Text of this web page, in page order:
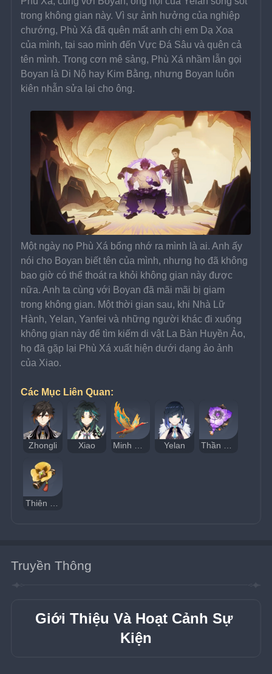
trong không gian này. Vì sự ảnh hưởng của nghiệp
chướng, Phù Xá đã quên mất anh chị em Dạ Xoa
của mình, tại sao mình đến Vực Đá Sâu và quên cả
tên mình. Trong cơn mê sảng, Phù Xá nhầm lẫn gọi
Boyan là Di Nộ hay Kim Bằng, nhưng Boyan luôn
kiên nhẫn sửa lại cho ông.
Một ngày nọ Phù Xá bổng nhớ ra mình là ai. Anh ấy
nói cho Boyan biết tên của mình, nhưng họ đã không
bao giờ có thể thoát ra khỏi không gian này được
nữa. Anh ta cùng với Boyan đã mãi mãi bị giam
trong không gian. Một thời gian sau, khi Nhà Lữ
Hành, Yelan, Yanfei và những người khác đi xuống
không gian này để tìm kiếm di vật La Bàn Huyền Ảo,
họ đã gặp lại Phù Xá xuất hiện dưới dạng ảo ảnh
của Xiao.
Các Mục Liên Quan:
Zhongli Xiao Minh Hải Thê Hà Chân Quân Yelan Thần Sa Vãng Sinh Lục
Truyền Thông
Giới Thiệu Và Hoạt Cảnh Sự
Kiện